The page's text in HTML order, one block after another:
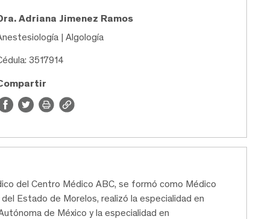
Adriana Jimenez Ramos
| Algología
3517914
del Centro Médico ABC, se formó como Médico
Estado de Morelos, realizó la especialidad en
de México y la especialidad en